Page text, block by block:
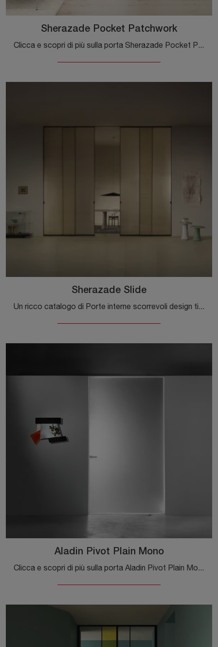
Sherazade Pocket Patchwork
Clicca e scopri di più sulla porta Sherazade Pocket Patchwork di Glas Italia con telaio in alluminio: le più originali porte da interno scorrevoli ti ...
Sherazade Slide
Un ricco catalogo di Porte interne scorrevoli design ti attende! Entra per scoprire la porta Sherazade Slide di Glas Italia.
Aladin Pivot Plain Mono
Clicca e scopri di più sulla porta Aladin Pivot Plain Mono di Glas Italia con telaio in alluminio: le più originali porte per interni a battente ti ...